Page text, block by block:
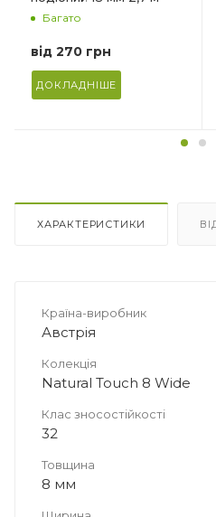
Багато
від270 грн
ДОКЛАДНІШЕ
Форма упаковки
Під ламінат/паркетну
дошку
ХАРАКТЕРИСТИКИ
Країна-виробник
Австрія
Колекція
Natural Touch 8 Wide
Клас зносостійкості
32
Товщина
8 мм